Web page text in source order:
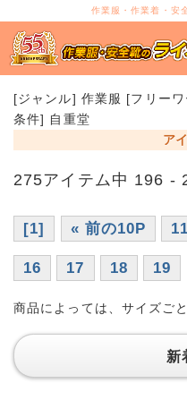
作業服・作業着・安
[ジャンル] 作業服 [フリー
条件] 自重堂
ア
275アイテム中 196 -
[1] « 前の10P 11
16 17 18 19
商品によっては、サイズご
新